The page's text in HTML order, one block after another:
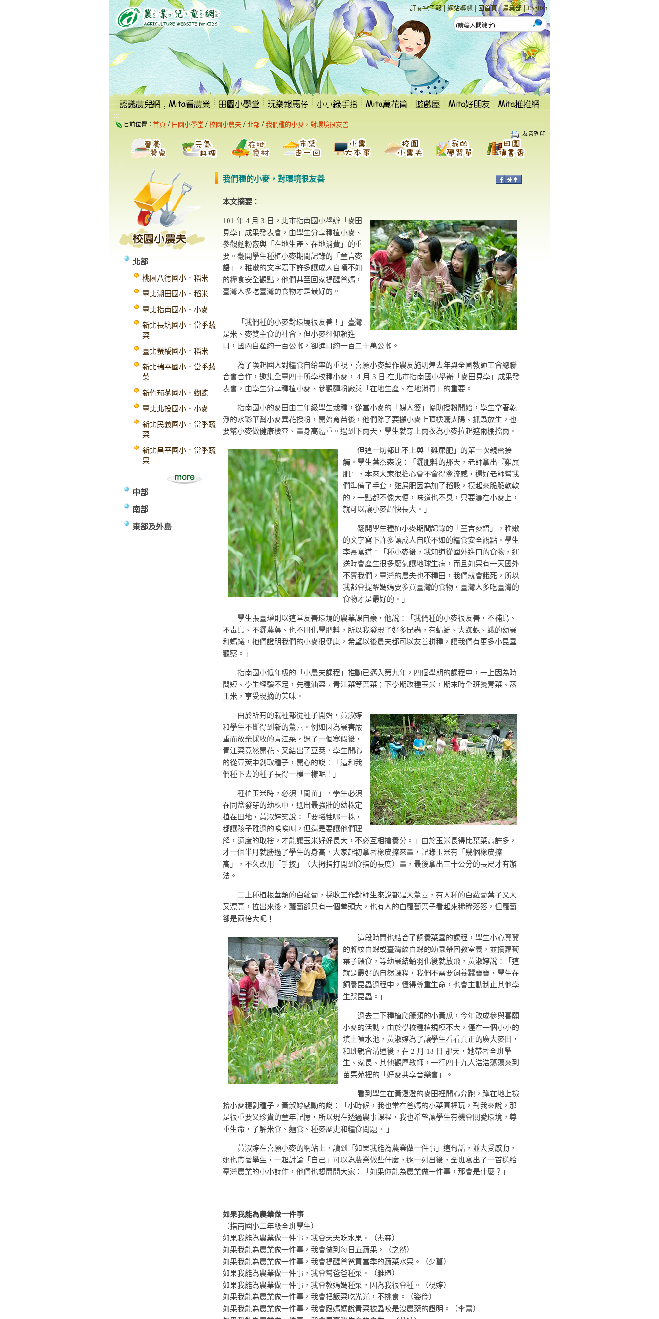
跳
到
主
要
內
容
區
塊
::: 訂閱電子報 |網站導覽 |回首頁 |農業部 |English
:::
目前位置： 首頁 / 田園小學堂 / 校園小農夫 / 北部 / 我們種的小麥，對環境很友善
友善列印
:::
北部
桃園八德國小．稻米
臺北湖田國小．稻米
臺北指南國小．小麥
新北長坑國小．當季蔬
菜
臺北螢橋國小．稻米
新北瑞平國小．當季蔬
菜
新竹茄苳國小．蝴蝶
臺北北投國小．小麥
新北民義國小．當季蔬
菜
新北昌平國小．當季蔬
果
中部
南部
東部及外島
我們種的小麥，對環境很友善
本文摘要：
101 年 4 月 3 日，北市指南國小舉辦「麥田
見學」成果發表會，由學生分享種植小麥、
參觀麵粉廠與「在地生產、在地消費」的重
要。翻開學生種植小麥期間記錄的「童言麥
語」，稚嫩的文字寫下許多讓成人自嘆不如
的糧食安全觀點，他們甚至回家提醒爸媽，
臺灣人多吃臺灣的食物才是最好的。
「我們種的小麥對環境很友善！」臺灣
是米、麥雙主食的社會，但小麥卻仰賴進
口，國內自產約一百公噸，卻進口約一百二十萬公噸。
為了喚起國人對糧食自给率的重視，喜願小麥契作農友施明煌去年與全國教師工會總聯
合會合作，邀集全臺四十所學校種小麥， 4 月 3 日 在北市指南國小舉辦「麥田見學」成果發
表會，由學生分享種植小麥、參觀麵粉廠與「在地生產、在地消費」的重要。
指南國小的麥田由二年級學生栽種，從當小麥的「媒人婆」協助授粉開始，學生拿著乾
淨的水彩筆幫小麥異花授粉，開始育苗後，他們除了要搬小麥上頂樓曬太陽、抓蟲放生，也
要幫小麥做健康檢查、量身高體重。遇到下雨天，學生就穿上雨衣為小麥拉起遮雨棚擋雨。
但這一切都比不上與「雞屎肥」的第一次親密接
觸。學生葉杰森說：「灑肥料的那天，老師拿出『雞屎
肥』，本來大家很擔心會不會得禽流感，還好老師幫我
們準備了手套，雞屎肥因為加了稻榖，摸起來脆脆軟軟
的，一點都不像大便，味道也不臭，只要灑在小麥上，
就可以讓小麥趕快長大。」
翻開學生種植小麥期間記錄的「童言麥語」，稚嫩
的文字寫下許多讓成人自嘆不如的糧食安全觀點。學生
李熹寫道：「種小麥後，我知道從國外進口的食物，運
送時會產生很多廢氣讓地球生病，而且如果有一天國外
不賣我們，臺灣的農夫也不種田，我們就會餓死，所以
我都會提醒媽媽要多買臺灣的食物，臺灣人多吃臺灣的
食物才是最好的。」
學生張臺瓘則以這堂友善環境的農業課自豪，他說：「我們種的小麥很友善，不補鳥、
不毒鳥、不灑農藥、也不用化學肥料，所以我發現了好多昆蟲，有蜻蜓、大蜘蛛、蛾的幼蟲
和螞蟻，牠們證明我們的小麥很健康，希望以後農夫都可以友善耕種，讓我們有更多小昆蟲
觀察。」
指南國小低年級的「小農夫課程」推動已邁入第九年，四個學期的課程中，一上因為時
間短、學生經驗不足，先種油菜、青江菜等葉菜；下學期改種玉米，期末時全班燙青菜、蒸
玉米，享受現摘的美味。
由於所有的栽種都從種子開始，黃淑婷
和學生不斷得到新的驚喜。例如因為蟲害嚴
重而放棄採收的青江菜，過了一個寒假後，
青江菜竟然開花、又結出了豆莢，學生開心
的從豆莢中剝取種子，開心的說：「這和我
們種下去的種子長得一模一樣呢！」
種植玉米時，必須「間苗」，學生必須
在同盆發芽的幼株中，選出最強壯的幼株定
植在田地，黃淑婷笑說：「要犧牲哪一株，
都讓孩子難過的唉唉叫，但還是要讓他們理
解，適度的取捨，才能讓玉米好好長大，不必互相搶養分。」由於玉米長得比葉菜高許多，
才一個半月就勝過了學生的身高，大家起初拿著橡皮擦來量，記錄玉米有「幾個橡皮擦
高」，不久改用「手扠」（大拇指打開到食指的長度）量，最後拿出三十公分的長尺才有辦
法。
二上種植根莖類的白蘿蔔，採收工作對師生來說都是大驚喜，有人種的白蘿蔔葉子又大
又漂亮，拉出來後，蘿蔔卻只有一個拳頭大，也有人的白蘿蔔葉子看起來稀稀落落，但蘿蔔
卻是兩倍大呢！
這段時間也結合了飼養菜蟲的課程，學生小心翼翼
的將紋白蝶或臺灣紋白蝶的幼蟲帶回教室養，並摘蘿蔔
葉子餵食，等幼蟲結蛹羽化後就放飛，黃淑婷說：「這
就是最好的自然課程，我們不需要飼養蠶寶寶，學生在
飼養昆蟲過程中，懂得尊重生命，也會主動制止其他學
生踩昆蟲。」
過去二下種植爬籐類的小黃瓜，今年改成參與喜願
小麥的活動，由於學校種植規模不大，僅在一個小小的
填土噴水池，黃淑婷為了讓學生看看真正的廣大麥田，
和班親會溝通後，在 2 月 18 日 那天，她帶著全班學
生、家長、其他觀摩教師，一行四十九人浩浩蕩蕩來到
苗栗苑裡的「好麥共享音樂會」。
看到學生在黃澄澄的麥田裡開心奔跑，蹲在地上撿
拾小麥穗剝種子，黃淑婷感動的說：「小時候，我也常在爸媽的小菜圃裡玩，對我來說，那
是很重要又珍貴的童年記憶，所以現在透過農事課程，我也希望讓學生有機會關愛環境，尊
重生命，了解米食、麵食、種麥歷史和糧食問題。 」
黃淑婷在喜願小麥的網站上，讀到「如果我能為農業做一件事」這句話，並大受感動，
她也帶著學生，一起討論「自己」可以為農業做些什麼，逐一列出後，全班寫出了一首送給
臺灣農業的小小詩作，他們也想問問大家：「如果你能為農業做一件事，那會是什麼？」
如果我能為農業做一件事
（指南國小二年級全班學生）
如果我能為農業做一件事，我會天天吃水果。（杰森）
如果我能為農業做一件事，我會做到每日五蔬果。（之然）
如果我能為農業做一件事，我會提醒爸爸買當季的蔬菜水果。（少菖）
如果我能為農業做一件事，我會幫爸爸種菜。（雅瑄）
如果我能為農業做一件事，我會教媽媽種菜，因為我很會種。（硯婷）
如果我能為農業做一件事，我會把飯菜吃光光，不挑食。（姿伶）
如果我能為農業做一件事，我會跟媽媽說青菜被蟲咬是沒農藥的證明。（李熹）